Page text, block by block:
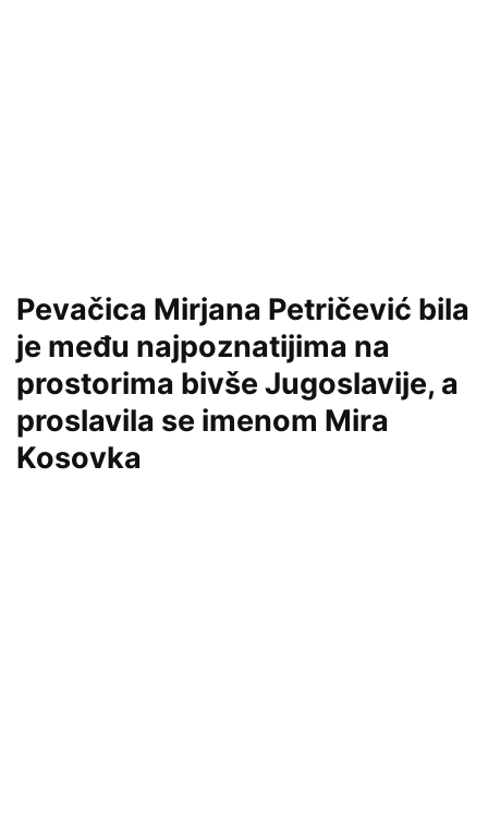
Pevačica Mirjana Petričević bila
je među najpoznatijima na
prostorima bivše Jugoslavije, a
proslavila se imenom Mira
Kosovka